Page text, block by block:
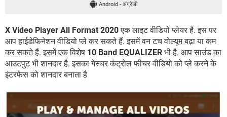
Android - अंग्रेजी
X Video Player All Format 2020एक लाइट वीडियो प्लेयर है. इस पर
आप हाईडेफिनेशन वीडियो प्ले कर सकते हैं. इसमें वन टच वोल्यूम बढ़ा या कम
कर सकते हैं. इसमें एक विशेष 10 Band EQUALIZER भी है. आप साउंड का
आउटपुट भी शानदार है. इसका गेस्चर कंट्रोल फीचर वीडियो को प्ले करने के
इंटरफेस को शानदार बनाता है